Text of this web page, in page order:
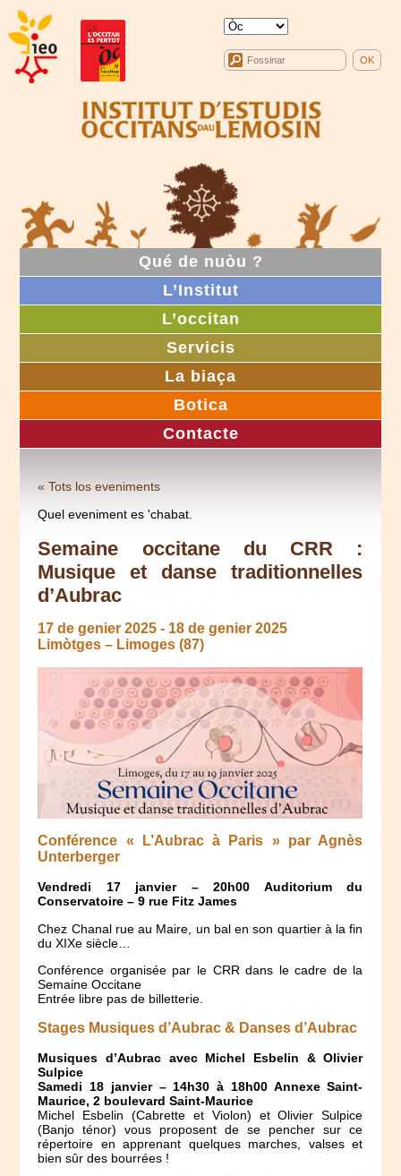
Qué de nuòu ?
L’Institut
L’occitan
Servicis
La biaça
Botica
Contacte
« Tots los eveniments
Quel eveniment es 'chabat.
Semaine occitane du CRR :
Musique et danse traditionnelles
d’Aubrac
17 de genier 2025 - 18 de genier 2025
Limòtges – Limoges (87)
Conférence « L’Aubrac à Paris » par Agnès
Unterberger
Vendredi 17 janvier – 20h00 Auditorium du
Conservatoire – 9 rue Fitz James
Chez Chanal rue au Maire, un bal en son quartier à la fin
du XIXe siècle…
Conférence organisée par le CRR dans le cadre de la
Semaine Occitane
Entrée libre pas de billetterie.
Stages Musiques d’Aubrac & Danses d’Aubrac
Musiques d’Aubrac avec Michel Esbelin & Olivier
Sulpice
Samedi 18 janvier – 14h30 à 18h00 Annexe Saint-
Maurice, 2 boulevard Saint-Maurice
Michel Esbelin (Cabrette et Violon) et Olivier Sulpice
(Banjo ténor) vous proposent de se pencher sur ce
répertoire en apprenant quelques marches, valses et
bien sûr des bourrées !